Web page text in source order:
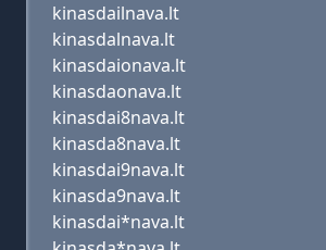
kinasdailnava.lt
kinasdalnava.lt
kinasdaionava.lt
kinasdaonava.lt
kinasdai8nava.lt
kinasda8nava.lt
kinasdai9nava.lt
kinasda9nava.lt
kinasdai*nava.lt